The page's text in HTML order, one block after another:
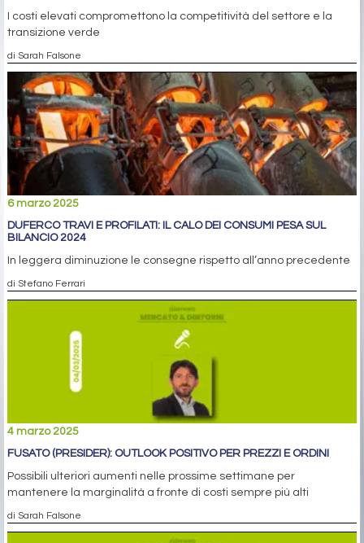
I costi elevati compromettono la competitività del settore e la
transizione verde
di Sarah Falsone
6 marzo 2025
DUFERCO TRAVI E PROFILATI: IL CALO DEI CONSUMI PESA SUL
BILANCIO 2024
In leggera diminuzione le consegne rispetto all’anno precedente
di Stefano Ferrari
4 marzo 2025
FUSATO (PRESIDER): OUTLOOK POSITIVO PER PREZZI E ORDINI
Possibili ulteriori aumenti nelle prossime settimane per
mantenere la marginalità a fronte di costi sempre più alti
di Sarah Falsone